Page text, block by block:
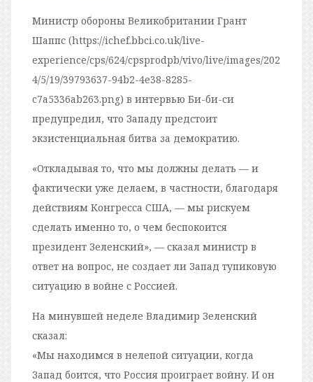
Министр обороны Великобритании Грант
Шаппс (https://ichef.bbci.co.uk/live-
experience/cps/624/cpsprodpb/vivo/live/images/202
4/5/19/39793637-94b2-4e38-8285-
c7a5336ab263.png) в интервью Би-би-си
предупредил, что Западу предстоит
экзистенциальная битва за демократию.
«Откладывая то, что мы должны делать — и
фактически уже делаем, в частности, благодаря
действиям Конгресса США, — мы рискуем
сделать именно то, о чем беспокоится
президент Зеленский», — сказал министр в
ответ на вопрос, не создает ли Запад тупиковую
ситуацию в войне с Россией.
На минувшей неделе Владимир Зеленский
сказал:
«Мы находимся в нелепой ситуации, когда
Запад боится, что Россия проиграет войну. И он